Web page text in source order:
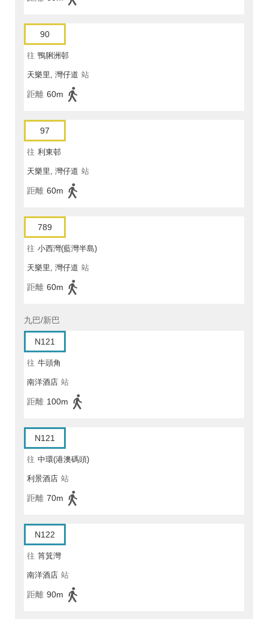
90
往 鴨脷洲邨
天樂里, 灣仔道 站
距離 60m
97
往 利東邨
天樂里, 灣仔道 站
距離 60m
789
往 小西灣(藍灣半島)
天樂里, 灣仔道 站
距離 60m
九巴/新巴
N121
往 牛頭角
南洋酒店 站
距離 100m
N121
往 中環(港澳碼頭)
利景酒店 站
距離 70m
N122
往 筲箕灣
南洋酒店 站
距離 90m